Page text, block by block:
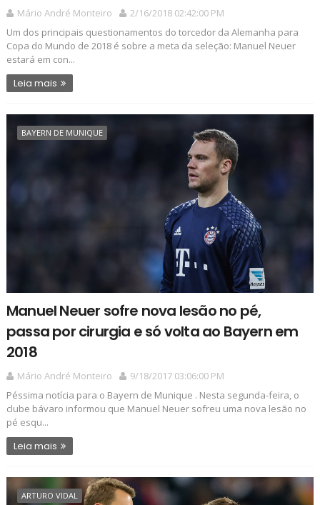
Mário André Monteiro
2/16/2018 02:42:00 PM
Um dos principais questionamentos do torcedor da Alemanha para
Copa do Mundo de 2018 é sobre a meta da seleção: Manuel Neuer
estará em con...
Leia mais
BAYERN DE MUNIQUE
Manuel Neuer sofre nova lesão no pé,
passa por cirurgia e só volta ao Bayern em
2018
Mário André Monteiro
9/18/2017 03:06:00 PM
Péssima notícia para o Bayern de Munique . Nesta segunda-feira, o
clube bávaro informou que Manuel Neuer sofreu uma nova lesão no
pé esqu...
Leia mais
ARTURO VIDAL